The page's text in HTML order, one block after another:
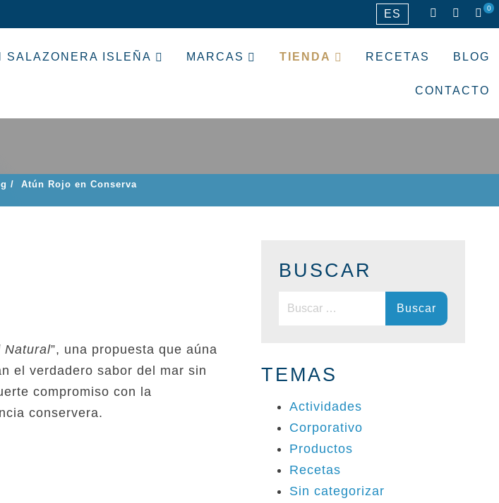
ES 0
SALAZONERA ISLEÑA MARCAS TIENDA RECETAS BLOG
CONTACTO
/ Atún Rojo en Conserva
Natural”, una propuesta que aúna
el verdadero sabor del mar sin
compromiso con la
conservera.
BUSCAR
Buscar:
TEMAS
Actividades
Corporativo
Productos
Recetas
Sin categorizar